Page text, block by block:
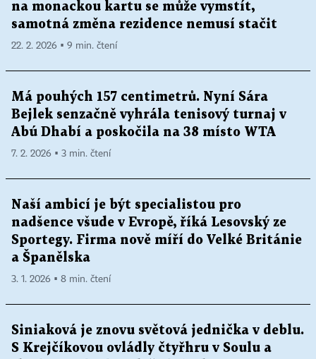
na monackou kartu se může vymstít,
samotná změna rezidence nemusí stačit
22. 2. 2026 ▪ 9 min. čtení
Má pouhých 157 centimetrů. Nyní Sára
Bejlek senzačně vyhrála tenisový turnaj v
Abú Dhabí a poskočila na 38 místo WTA
7. 2. 2026 ▪ 3 min. čtení
Naší ambicí je být specialistou pro
nadšence všude v Evropě, říká Lesovský ze
Sportegy. Firma nově míří do Velké Británie
a Španělska
3. 1. 2026 ▪ 8 min. čtení
Siniaková je znovu světová jednička v deblu.
S Krejčíkovou ovládly čtyřhru v Soulu a